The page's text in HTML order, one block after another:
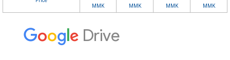
MMK MMK MMK MMK